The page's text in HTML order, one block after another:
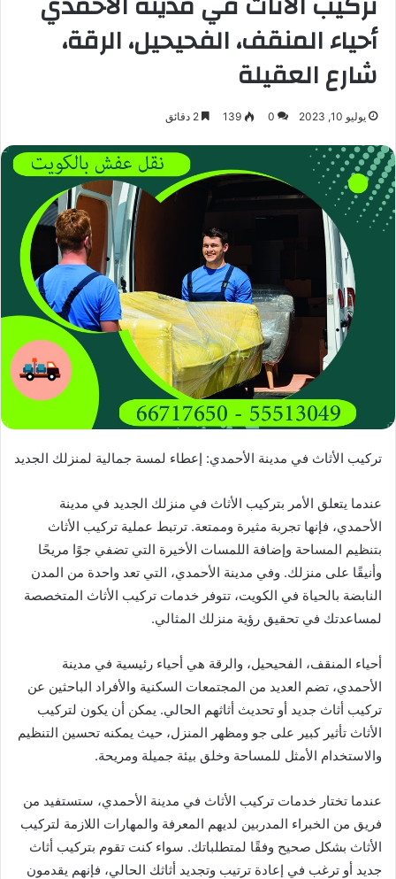
أحياء المنقف، الفحيحيل، الرقة،
شارع العقيلة
يوليو 10, 2023 0
139
تركيب الأثاث في مدينة الأحمدي: إعطاء لمسة جمالية لمنزلك الجديد
عندما يتعلق الأمر بتركيب الأثاث في منزلك الجديد في مدينة
الأحمدي، فإنها تجربة مثيرة وممتعة. ترتبط عملية تركيب الأثاث
بتنظيم المساحة وإضافة اللمسات الأخيرة التي تضفي جوًا مريحًا
وأنيقًا على منزلك. وفي مدينة الأحمدي، التي تعد واحدة من المدن
النابضة بالحياة في الكويت، تتوفر خدمات تركيب الأثاث المتخصصة
لمساعدتك في تحقيق رؤية منزلك المثالي.
أحياء المنقف، الفحيحيل، والرقة هي أحياء رئيسية في مدينة
الأحمدي، تضم العديد من المجتمعات السكنية والأفراد الباحثين عن
تركيب أثاث جديد أو تحديث أثاثهم الحالي. يمكن أن يكون لتركيب
الأثاث تأثير كبير على جو ومظهر المنزل، حيث يمكنه تحسين التنظيم
والاستخدام الأمثل للمساحة وخلق بيئة جميلة ومريحة.
عندما تختار خدمات تركيب الأثاث في مدينة الأحمدي، ستستفيد من
فريق من الخبراء المدربين لديهم المعرفة والمهارات اللازمة لتركيب
الأثاث بشكل صحيح وفقًا لمتطلباتك. سواء كنت تقوم بتركيب أثاث
جديد أو ترغب في إعادة ترتيب وتجديد أثاثك الحالي، فإنهم يقدمون